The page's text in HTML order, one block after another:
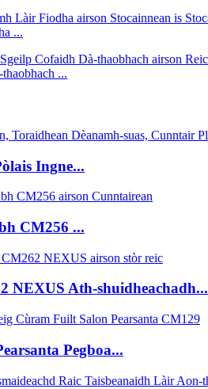
...
...
Ingne...
CM256 ...
NEXUS Ath-shuidheachadh...
Pegboa...